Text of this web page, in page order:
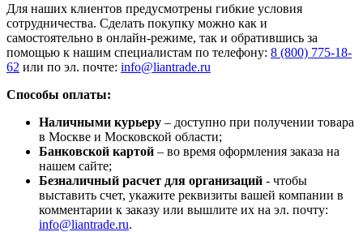
Для наших клиентов предусмотрены гибкие условия
сотрудничества. Сделать покупку можно как и
самостоятельно в онлайн-режиме, так и обратившись за
помощью к нашим специалистам по телефону: 8 (800) 775-18-
62 или по эл. почте: info@liantrade.ru
Способы оплаты:
Наличными курьеру – доступно при получении товара
в Москве и Московской области;
Банковской картой – во время оформления заказа на
нашем сайте;
Безналичный расчет для организаций - чтобы
выставить счет, укажите реквизиты вашей компании в
комментарии к заказу или вышлите их на эл. почту:
info@liantrade.ru.